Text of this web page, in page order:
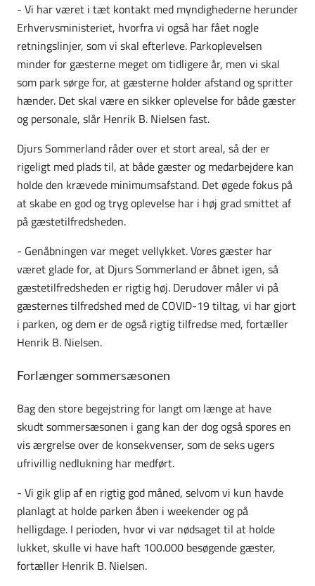
- Vi har været i tæt kontakt med myndighederne herunder
Erhvervsministeriet, hvorfra vi også har fået nogle
retningslinjer, som vi skal efterleve. Parkoplevelsen
minder for gæsterne meget om tidligere år, men vi skal
som park sørge for, at gæsterne holder afstand og spritter
hænder. Det skal være en sikker oplevelse for både gæster
og personale, slår Henrik B. Nielsen fast.
Djurs Sommerland råder over et stort areal, så der er
rigeligt med plads til, at både gæster og medarbejdere kan
holde den krævede minimumsafstand. Det øgede fokus på
at skabe en god og tryg oplevelse har i høj grad smittet af
på gæstetilfredsheden.
- Genåbningen var meget vellykket. Vores gæster har
været glade for, at Djurs Sommerland er åbnet igen, så
gæstetilfredsheden er rigtig høj. Derudover måler vi på
gæsternes tilfredshed med de COVID-19 tiltag, vi har gjort
i parken, og dem er de også rigtig tilfredse med, fortæller
Henrik B. Nielsen.
Forlænger sommersæsonen
Bag den store begejstring for langt om længe at have
skudt sommersæsonen i gang kan der dog også spores en
vis ærgrelse over de konsekvenser, som de seks ugers
ufrivillig nedlukning har medført.
- Vi gik glip af en rigtig god måned, selvom vi kun havde
planlagt at holde parken åben i weekender og på
helligdage. I perioden, hvor vi var nødsaget til at holde
lukket, skulle vi have haft 100.000 besøgende gæster,
fortæller Henrik B. Nielsen.